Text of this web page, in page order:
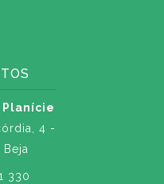
Planície
4 -
330